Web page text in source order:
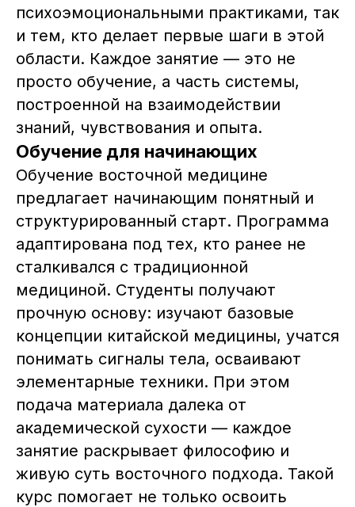
психоэмоциональными практиками, так
и тем, кто делает первые шаги в этой
области. Каждое занятие — это не
просто обучение, а часть системы,
построенной на взаимодействии
знаний, чувствования и опыта.
Обучение для начинающих
Обучение восточной медицине
предлагает начинающим понятный и
структурированный старт. Программа
адаптирована под тех, кто ранее не
сталкивался с традиционной
медициной. Студенты получают
прочную основу: изучают базовые
концепции китайской медицины, учатся
понимать сигналы тела, осваивают
элементарные техники. При этом
подача материала далека от
академической сухости — каждое
занятие раскрывает философию и
живую суть восточного подхода. Такой
курс помогает не только освоить
Расписание 2026
Очное обучение
Онлайн
Курсы в записи
Москва, м. Октябрьское поле,
ул. Маршала Вершинина, 10
+7 (499) 938-53-55
isvm@artemten.ru
Служба заботы в Telegram
Служба заботы в Max
Служба заботы в WhatsApp
Telegram-канал Института